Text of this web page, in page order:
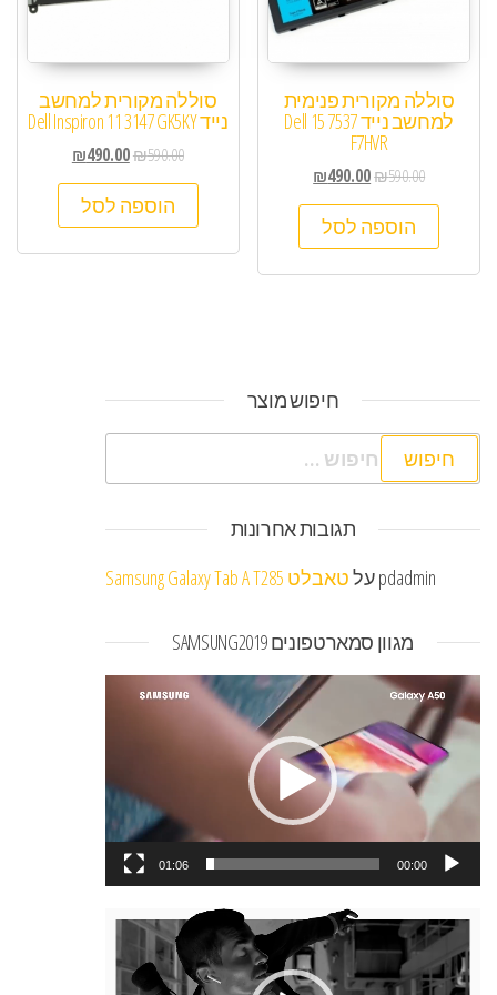
סוללה מקורית פנימית
למחשב נייד Dell 15 7537
F7HVR
₪590.00
₪490.00
הוספה לסל
סוללה מקורית למחשב
נייד Dell Inspiron 11 3147 GK5KY
₪590.00
₪490.00
הוספה לסל
חיפוש מוצר
חיפוש:
תגובות אחרונות
pdadminעלטאבלט Samsung Galaxy Tab A T285
מגוון סמארטפונים SAMSUNG2019
נגן
וידאו
00:00
01:06
נגן
וידאו